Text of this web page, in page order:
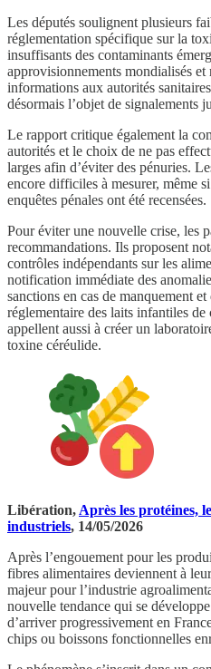
Les députés soulignent plusieurs
réglementation spécifique sur la
insuffisants des contaminants
approvisionnements mondialisés et
informations aux autorités
désormais l’objet de signalements
Le rapport critique également la
autorités et le choix de ne pas
larges afin d’éviter des pénuries.
encore difficiles à mesurer, même
enquêtes pénales ont été recensées.
Pour éviter une nouvelle crise, les
recommandations. Ils proposent
contrôles indépendants sur les
notification immédiate des
sanctions en cas de manquement
réglementaire des laits infantiles
appellent aussi à créer un
toxine céréulide.
Libération, Après les protéines,
industriels, 14/05/2026
Après l’engouement pour les
fibres alimentaires deviennent à
majeur pour l’industrie
nouvelle tendance qui se
d’arriver progressivement en
chips ou boissons fonctionnelles